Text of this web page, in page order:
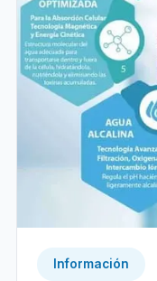
Información